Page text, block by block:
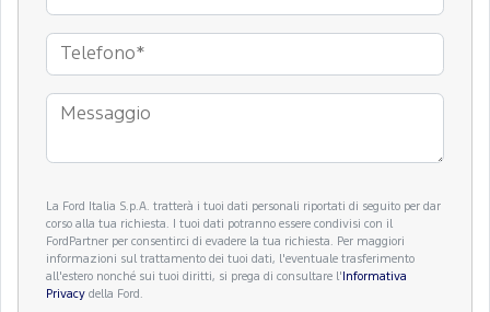
La Ford Italia S.p.A. tratterà i tuoi dati personali riportati di seguito per dar
corso alla tua richiesta. I tuoi dati potranno essere condivisi con il
FordPartner per consentirci di evadere la tua richiesta. Per maggiori
informazioni sul trattamento dei tuoi dati, l'eventuale trasferimento
all'estero nonché sui tuoi diritti, si prega di consultare l' Informativa
Privacy della Ford.